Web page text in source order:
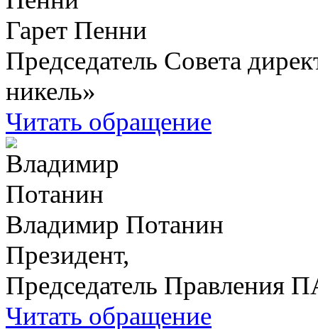
Гарет Пенни
Председатель Совета
никель»
Читать обращение
Владимир Потанин
Президент,
Председатель Правления
Читать обращение